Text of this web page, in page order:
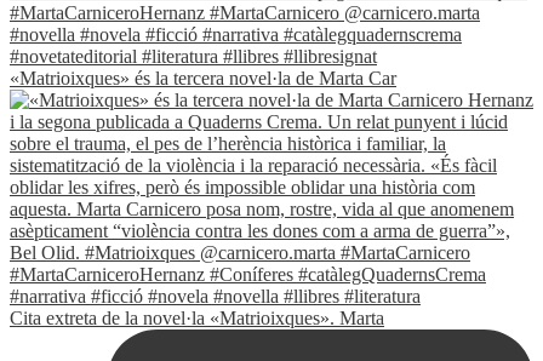
«Matrioixques» és la tercera novel·la de Marta Car
Cita extreta de la novel·la «Matrioixques». Marta